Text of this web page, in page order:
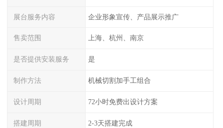
展台服务内容 企业形象宣传、产品展示推广
售卖范围 上海、杭州、南京
是否提供安装服务 是
制作方法 机械切割加手工组合
设计周期 72小时免费出设计方案
搭建周期 2-3天搭建完成